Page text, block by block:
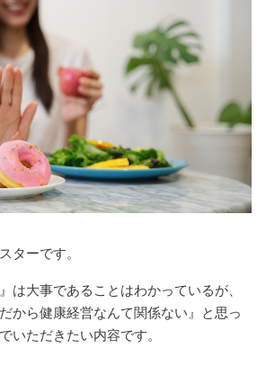
ターです。
は大事であることはわかっているが、
から健康経営なんて関係ない』と思っ
いただきたい内容です。